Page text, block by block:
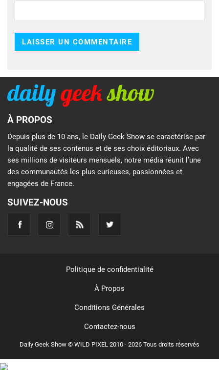
À PROPOS
Depuis plus de 10 ans, le Daily Geek Show se caractérise par
la qualité de ses contenus et de ses choix éditoriaux. Avec
ses millions de visiteurs mensuels, notre média réunit l’une
des communautés les plus curieuses, passionnées et
engagées de France.
SUIVEZ-NOUS
Daily Geek Show © WILD PIXEL 2010 - 2026 Tous droits réservés
Politique de confidentialité
À Propos
Conditions Générales
Contactez-nous